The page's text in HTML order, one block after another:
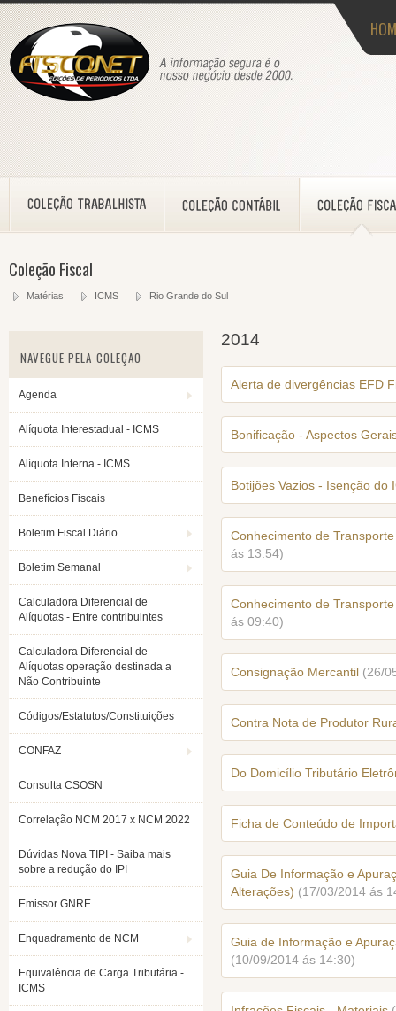
Coleção Fiscal
Matérias ICMS Rio Grande do Sul
NAVEGUE PELA COLEÇÃO
Agenda
Alíquota Interestadual - ICMS
Alíquota Interna - ICMS
Benefícios Fiscais
Boletim Fiscal Diário
Boletim Semanal
Calculadora Diferencial de
Alíquotas - Entre contribuintes
Calculadora Diferencial de
Alíquotas operação destinada a
Não Contribuinte
Códigos/Estatutos/Constituições
CONFAZ
Consulta CSOSN
Correlação NCM 2017 x NCM 2022
Dúvidas Nova TIPI - Saiba mais
sobre a redução do IPI
Emissor GNRE
Enquadramento de NCM
Equivalência de Carga Tributária -
ICMS
2014
Alerta de divergências EFD
Bonificação - Aspectos
Botijões Vazios - Isenção do
Conhecimento de
ás 13:54)
Conhecimento de
ás 09:40)
Consignação Mercantil (26/
Contra Nota de Produtor
Do Domicílio Tributário
Ficha de Conteúdo de
Guia De Informação e
Alterações) (17/03/2014 ás
Guia de Informação e
(10/09/2014 ás 14:30)